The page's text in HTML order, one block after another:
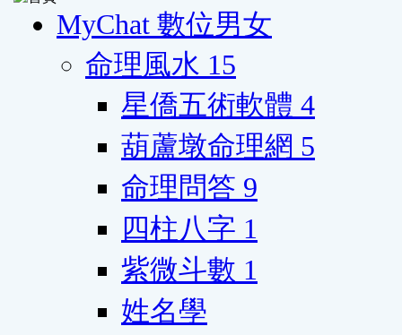
MyChat 數位男女
命理風水 15
星僑五術軟體 4
葫蘆墩命理網 5
命理問答 9
四柱八字 1
紫微斗數 1
姓名學